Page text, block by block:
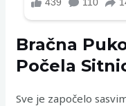
Bračna
Počela
Sve je započelo